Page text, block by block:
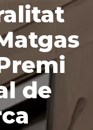
de